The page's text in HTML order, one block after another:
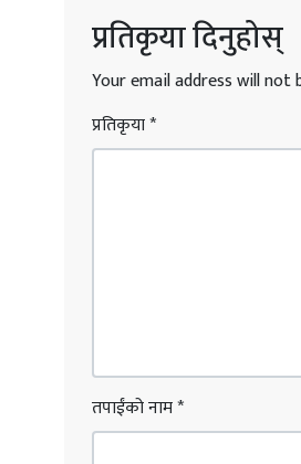
प्रतिकृया दिनुहोस्
Your email address will not
प्रतिकृया*
तपाईंको नाम*